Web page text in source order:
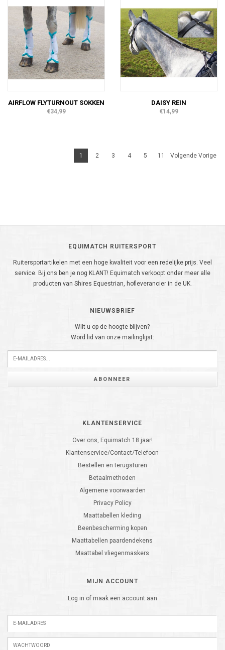
AIRFLOW FLYTURNOUT SOKKEN
€34,99
DAISY REIN
€14,99
1 2 3 4 5 11 Volgende Vorige
EQUIMATCH RUITERSPORT
Ruitersportartikelen met een hoge kwaliteit voor een redelijke prijs. Veel
service. Bij ons ben je nog KLANT! Equimatch verkoopt onder meer alle
producten van Shires Equestrian, hofleverancier in de UK.
NIEUWSBRIEF
Wilt u op de hoogte blijven?
Word lid van onze mailinglijst:
ABONNEER
KLANTENSERVICE
Over ons, Equimatch 18 jaar!
Klantenservice/Contact/Telefoon
Bestellen en terugsturen
Betaalmethoden
Algemene voorwaarden
Privacy Policy
Maattabellen kleding
Beenbescherming kopen
Maattabellen paardendekens
Maattabel vliegenmaskers
MIJN ACCOUNT
Log in of maak een account aan